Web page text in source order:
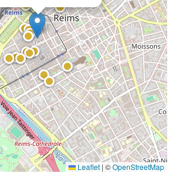
Leaflet | ©OpenStreetMap